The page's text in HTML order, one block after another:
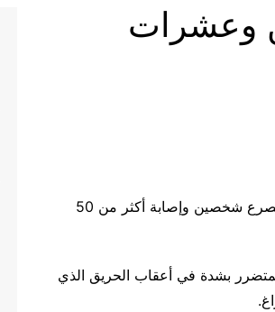
وعشرات
أسفر حريق هائل في دار لرعاية مرضى الزهايمر في جمهورية التشيك عن مصرع شخصين وإصابة أكثر من 50
بشدة في أعقاب الحريق الذي